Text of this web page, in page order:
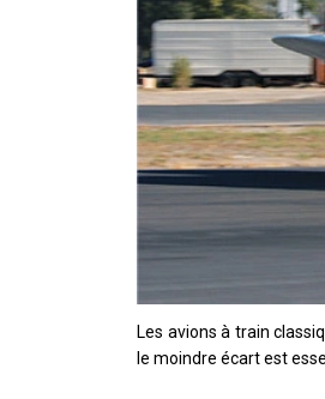
Les avions à train
le moindre écart est